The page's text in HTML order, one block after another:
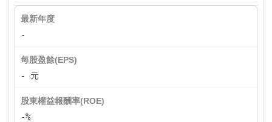
最新年度
-
每股盈餘(EPS)
- 元
股東權益報酬率(ROE)
-%